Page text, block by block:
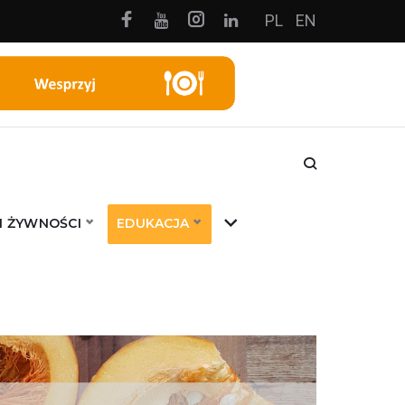
Facebook
Youtube
Instagram
Linkedin
PL EN
ŻYWNOŚCI EDUKACJA